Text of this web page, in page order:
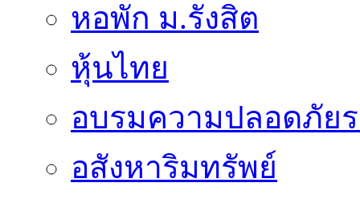
หอพัก ม.รังสิต
หุ้นไทย
อบรมความปลอดภัย
อสังหาริมทรัพย์